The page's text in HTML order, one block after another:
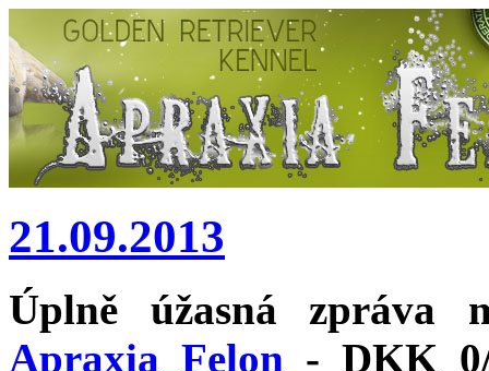
21.09.2013
Úplně úžasná
Apraxia Felon - DKK